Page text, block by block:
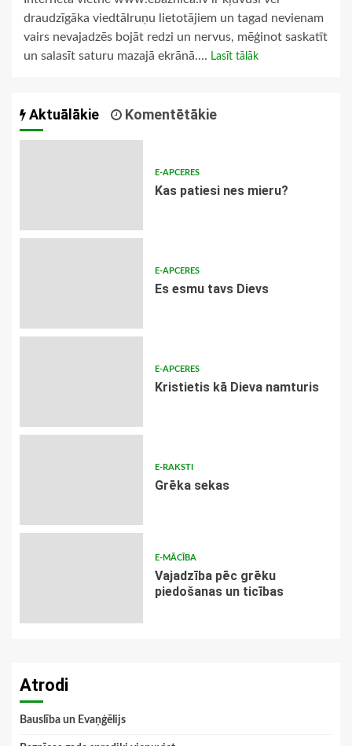
draudzīgāka viedtālruņu lietotājiem un tagad nevienam
vairs nevajadzēs bojāt redzi un nervus, mēģinot saskatīt
un salasīt saturu mazajā ekrānā.... Lasīt tālāk
Aktuālākie Komentētākie
E-APCERES
​Kas patiesi nes mieru?
E-APCERES
Es esmu tavs Dievs
E-APCERES
Kristietis kā Dieva namturis
E-RAKSTI
Grēka sekas
E-MĀCĪBA
Vajadzība pēc grēku
piedošanas un ticības
Atrodi
Bauslība un Evaņģēlijs